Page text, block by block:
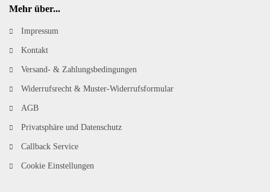
Mehr über...
Impressum
Kontakt
Versand- & Zahlungsbedingungen
Widerrufsrecht & Muster-Widerrufsformular
AGB
Privatsphäre und Datenschutz
Callback Service
Cookie Einstellungen